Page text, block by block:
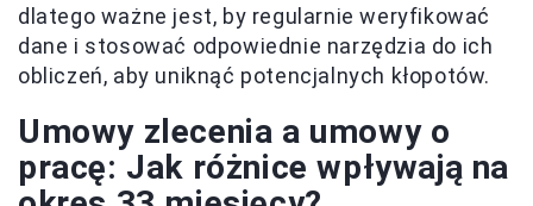
dlatego ważne jest, by regularnie weryfikować
dane i stosować odpowiednie narzędzia do ich
obliczeń, aby uniknąć potencjalnych kłopotów.
Umowy zlecenia a umowy o
pracę: Jak różnice wpływają na